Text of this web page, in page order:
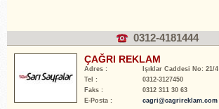
0312-4181444
ÇAĞRI REKLAM
Adres :
Işıklar Caddesi No: 21/4
Tel :
0312-3127450
Faks :
0312 311 30 63
E-Posta :
cagri@cagrireklam.com